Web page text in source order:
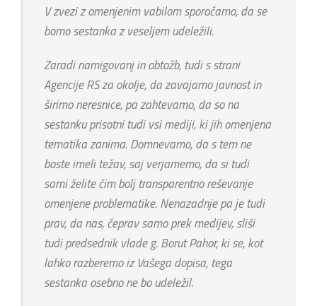
V zvezi z omenjenim vabilom sporočamo, da se
bomo sestanka z veseljem udeležili.
Zaradi namigovanj in obtožb, tudi s strani
Agencije RS za okolje, da zavajamo javnost in
širimo neresnice, pa zahtevamo, da so na
sestanku prisotni tudi vsi mediji, ki jih omenjena
tematika zanima. Domnevamo, da s tem ne
boste imeli težav, saj verjamemo, da si tudi
sami želite čim bolj transparentno reševanje
omenjene problematike. Nenazadnje pa je tudi
prav, da nas, čeprav samo prek medijev, sliši
tudi predsednik vlade g. Borut Pahor, ki se, kot
lahko razberemo iz Vašega dopisa, tega
sestanka osebno ne bo udeležil.